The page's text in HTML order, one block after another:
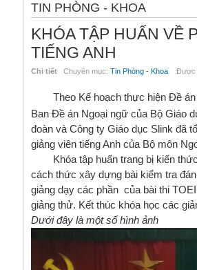
TIN PHÒNG - KHOA
KHÓA TẬP HUẤN VỀ
TIẾNG ANH
Chi tiết Chuyên mục: Tin Phòng - Khoa Được
Theo Kế hoạch thực hiện Đề
Ban Đề án Ngoại ngữ của Bộ Giáo
đoàn và Công ty Giáo dục Slink đã
giảng viên tiếng Anh của Bộ môn
Khóa tập huấn trang bị kiến
cách thức xây dựng bài kiểm tra
giảng dạy các phần của bài thi
giảng thử. Kết thúc khóa học các
Dưới đây là một số hình ảnh